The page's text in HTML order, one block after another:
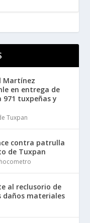
Martínez
en entrega de
971 tuxpeñas y
Tuxpan
contra patrulla
de Tuxpan
al reclusorio de
daños materiales